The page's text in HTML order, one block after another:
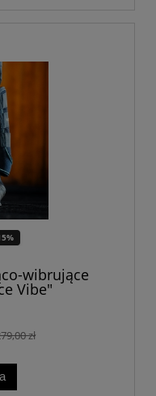
wibrujące
Vibe"
zł